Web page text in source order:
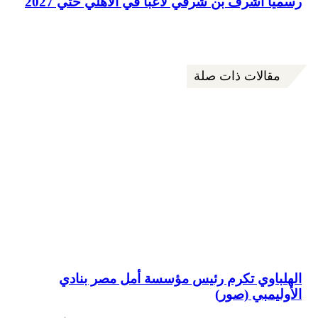
مقالات ذات صلة
الهلباوي تكرم رئيس مؤسسة أمل مصر بنادي
الأوليمبي (صور)